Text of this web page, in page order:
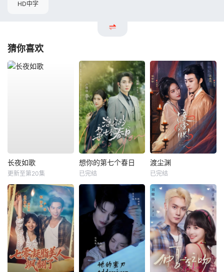
HD中字
猜你喜欢
长夜如歌
更新至第20集
想你的第七个春日
已完结
渡尘渊
已完结